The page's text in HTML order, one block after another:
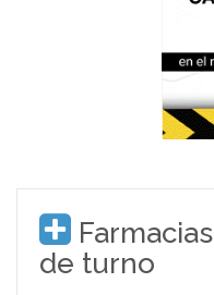
Farmacias
de turno